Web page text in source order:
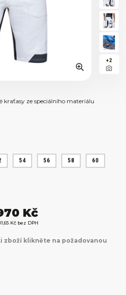
+2
kraťasy ze speciálního materiálu
54 56 58 60
Kč
Kč bez DPH
zboží klikněte na požadovanou